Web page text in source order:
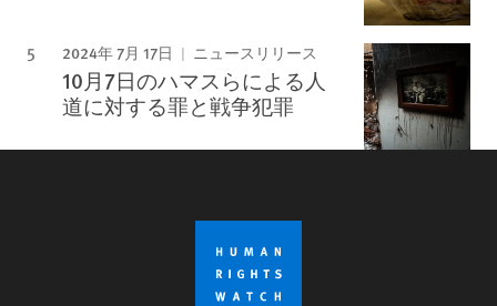
2024年 7月 17日 ニュースリリース
10月7日のハマスらによる人
道に対する罪と戦争犯罪